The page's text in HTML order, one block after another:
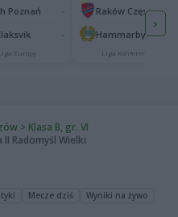
Poznań
Europy
Raków Częstochowa
Hammarby IF
Liga Konferencji
›
> Klasa B, gr. VI
II Radomyśl Wielki
Mecze dziś Wyniki na żywo